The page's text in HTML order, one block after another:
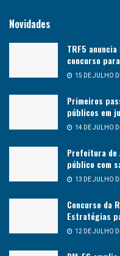
Novidades
TRF5
concurso
15 DE JULHO
Primeiros
públicos em
14 DE JULHO
Prefeitura de
público com
13 DE JULHO
Concurso da
Estratégias
12 DE JULHO